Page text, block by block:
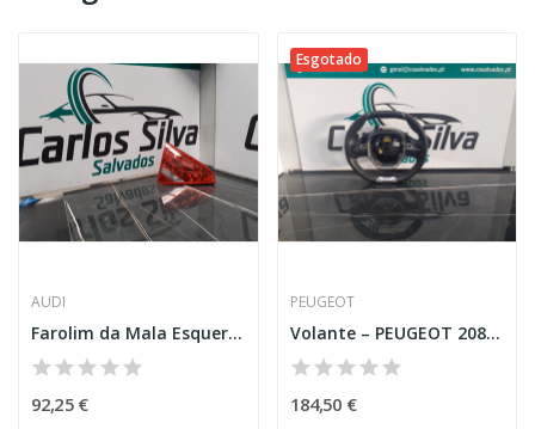
AUDI
Farolim da Mala Esquerdo – AUDI A5 SPORTBACK (8TA)
92,25 €
Esgotado
PEUGEOT
Volante – PEUGEOT 208 II (UB_,UP_,UW_,UJ_)
184,50 €